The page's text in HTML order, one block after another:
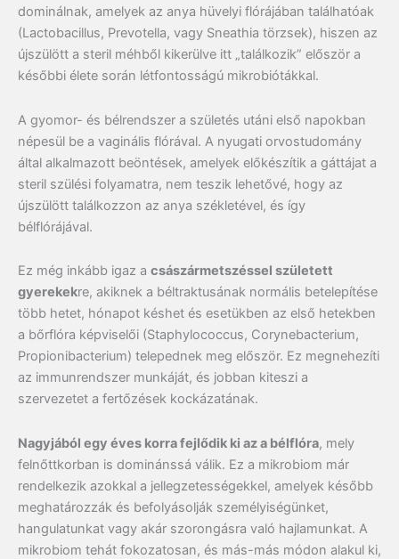
dominálnak, amelyek az anya hüvelyi flórájában találhatóak
(Lactobacillus, Prevotella, vagy Sneathia törzsek), hiszen az
újszülött a steril méhből kikerülve itt „találkozik” először a
későbbi élete során létfontosságú mikrobiótákkal.
A gyomor- és bélrendszer a születés utáni első napokban
népesül be a vaginális flórával. A nyugati orvostudomány
által alkalmazott beöntések, amelyek előkészítik a gáttájat a
steril szülési folyamatra, nem teszik lehetővé, hogy az
újszülött találkozzon az anya székletével, és így
bélflórájával.
Ez még inkább igaz a császármetszéssel született
gyerekekre, akiknek a béltraktusának normális betelepítése
több hetet, hónapot késhet és esetükben az első hetekben
a bőrflóra képviselői (Staphylococcus, Corynebacterium,
Propionibacterium) telepednek meg először. Ez megnehezíti
az immunrendszer munkáját, és jobban kiteszi a
szervezetet a fertőzések kockázatának.
Nagyjából egy éves korra fejlődik ki az a bélflóra, mely
felnőttkorban is dominánssá válik. Ez a mikrobiom már
rendelkezik azokkal a jellegzetességekkel, amelyek később
meghatározzák és befolyásolják személyiségünket,
hangulatunkat vagy akár szorongásra való hajlamunkat. A
mikrobiom tehát fokozatosan, és más-más módon alakul ki,